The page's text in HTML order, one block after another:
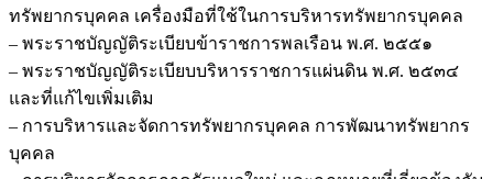
ทรัพยากรบุคคล เครื่องมือที่ใช้ในการบริหารทรัพยากรบุคคล
– พระราชบัญญัติระเบียบข้าราชการพลเรือน พ.ศ. ๒๕๕๑
– พระราชบัญญัติระเบียบบริหารราชการแผ่นดิน พ.ศ. ๒๕๓๔
และที่แก้ไขเพิ่มเติม
– การบริหารและจัดการทรัพยากรบุคคล การพัฒนาทรัพยากร
บุคคล